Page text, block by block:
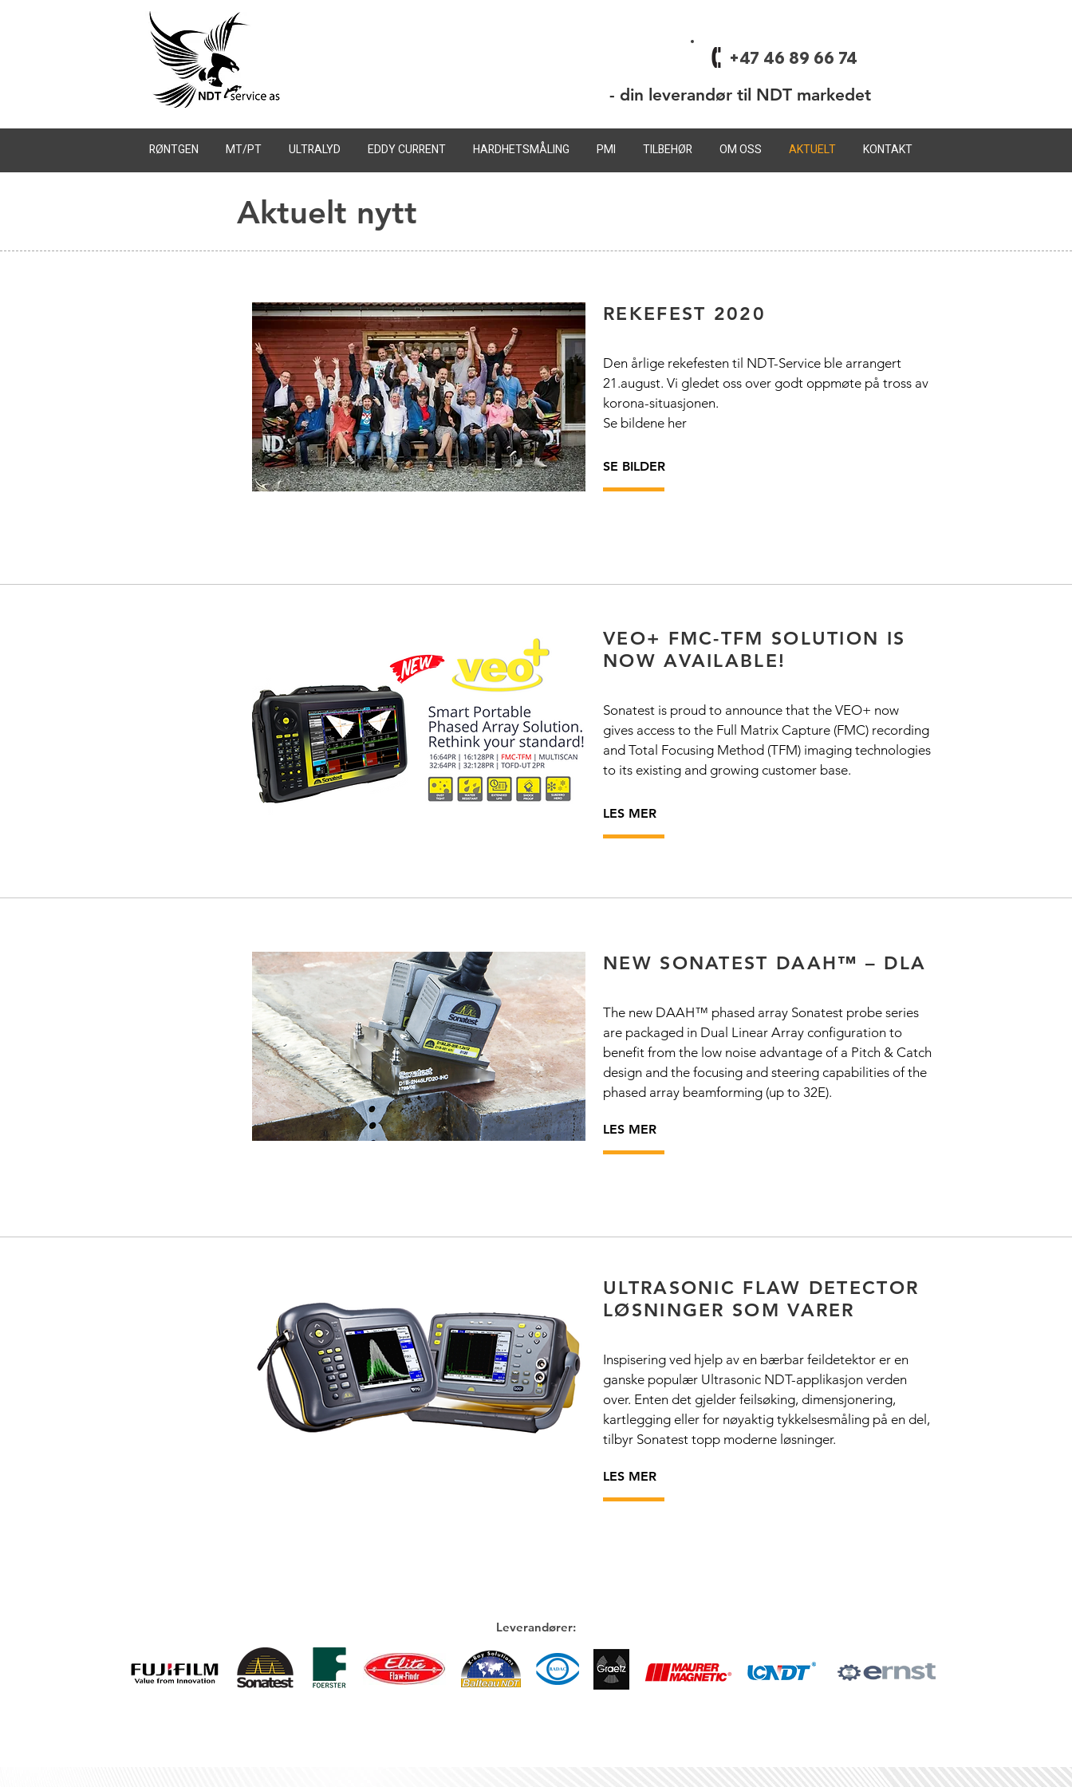
+47 46 89 66 74
- din leverandør til NDT markedet
RØNTGEN MT/PT ULTRALYD EDDY CURRENT HARDHETSMÅLING PMI TILBEHØR OM OSS AKTUELT KONTAKT
Aktuelt nytt
REKEFEST 2020
Den årlige rekefesten til NDT-Service ble arrangert
21.august. Vi gledet oss over godt oppmøte på tross av
korona-situasjonen.
Se bildene her
SE BILDER
VEO+ FMC-TFM SOLUTION IS
NOW AVAILABLE!
Sonatest is proud to announce that the VEO+ now
gives access to the Full Matrix Capture (FMC) recording
and Total Focusing Method (TFM) imaging technologies
to its existing and growing customer base.
LES MER
NEW SONATEST DAAH™ – DLA
The new DAAH™ phased array Sonatest probe series
are packaged in Dual Linear Array configuration to
benefit from the low noise advantage of a Pitch & Catch
design and the focusing and steering capabilities of the
phased array beamforming (up to 32E).
LES MER
ULTRASONIC FLAW DETECTOR
LØSNINGER SOM VARER
Inspisering ved hjelp av en bærbar feildetektor er en
ganske populær Ultrasonic NDT-applikasjon verden
over. Enten det gjelder feilsøking, dimensjonering,
kartlegging eller for nøyaktig tykkelsesmåling på en del,
tilbyr Sonatest topp moderne løsninger.
LES MER
Leverandører: